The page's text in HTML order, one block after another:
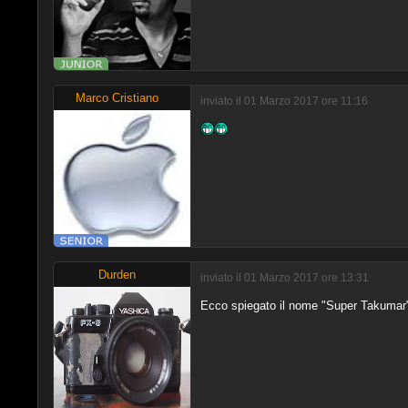
Marco Cristiano inviato il 01 Marzo 2017 ore 11:16
Durden inviato il 01 Marzo 2017 ore 13:31
Ecco spiegato il nome "Super